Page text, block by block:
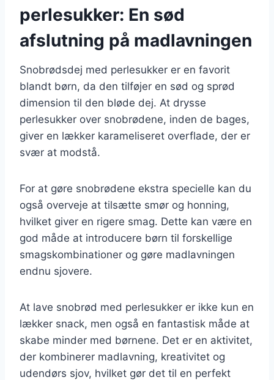
perlesukker: En sød
afslutning på madlavningen
Snobrødsdej med perlesukker er en favorit
blandt børn, da den tilføjer en sød og sprød
dimension til den bløde dej. At drysse
perlesukker over snobrødene, inden de bages,
giver en lækker karameliseret overflade, der er
svær at modstå.
For at gøre snobrødene ekstra specielle kan du
også overveje at tilsætte smør og honning,
hvilket giver en rigere smag. Dette kan være en
god måde at introducere børn til forskellige
smagskombinationer og gøre madlavningen
endnu sjovere.
At lave snobrød med perlesukker er ikke kun en
lækker snack, men også en fantastisk måde at
skabe minder med børnene. Det er en aktivitet,
der kombinerer madlavning, kreativitet og
udendørs sjov, hvilket gør det til en perfekt